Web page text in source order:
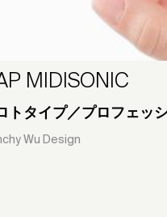
MIDISONIC
トタイプ／プロフェッ
Wu Design